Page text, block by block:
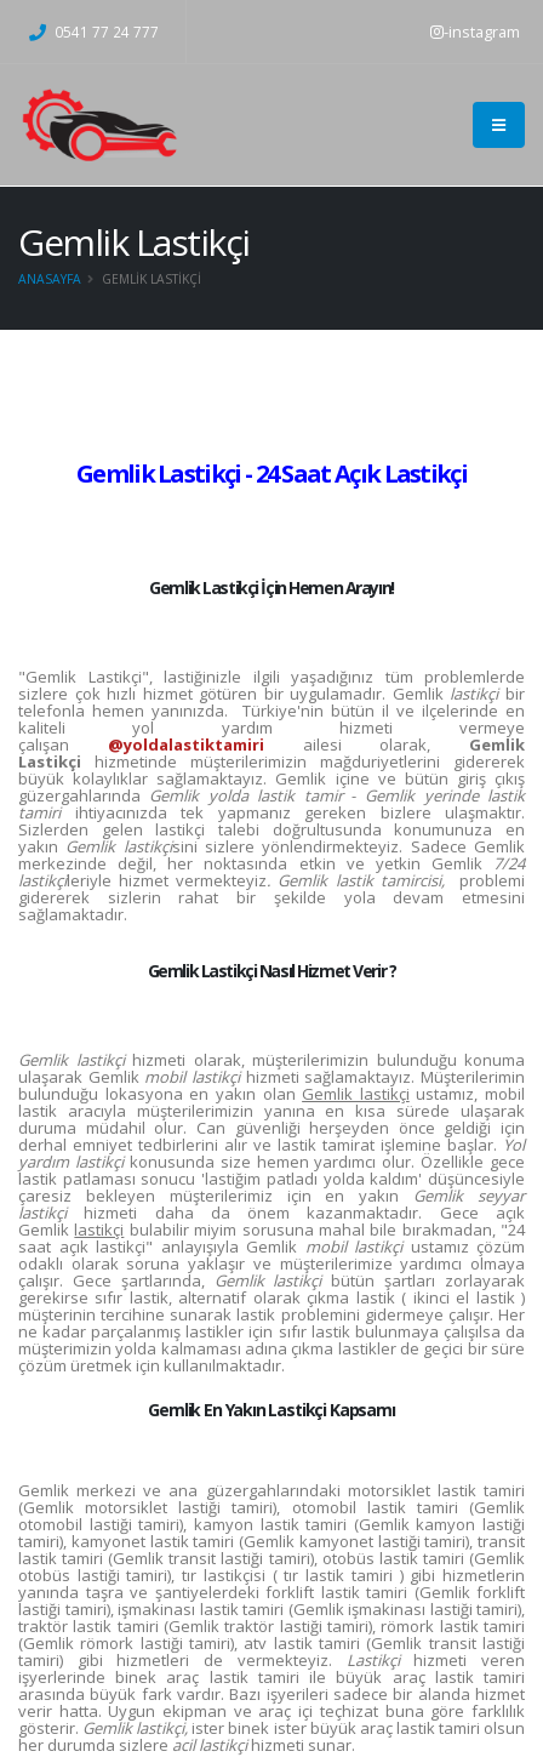
0541 77 24 777 -instagram
Gemlik Lastikçi
ANASAYFA GEMLIK LASTIKÇI
Gemlik Lastikçi - 24 Saat Açık Lastikçi
Gemlik Lastikçi İçin Hemen Arayın!
"Gemlik Lastikçi", lastiğinizle ilgili yaşadığınız tüm problemlerde
sizlere çok hızlı hizmet götüren bir uygulamadır. Gemlik lastikçibir
telefonla hemen yanınızda. Türkiye'nin bütün il ve ilçelerinde en
kaliteli yol yardım hizmeti vermeye
çalışan @yoldalastiktamiri ailesi olarak, Gemlik
Lastikçi hizmetinde müşterilerimizin mağduriyetlerini gidererek
büyük kolaylıklar sağlamaktayız. Gemlik içine ve bütün giriş çıkış
güzergahlarında Gemlik yolda lastik tamir- Gemlik yerinde lastik
tamiriihtiyacınızda tek yapmanız gereken bizlere ulaşmaktır.
Sizlerden gelen lastikçi talebi doğrultusunda konumunuza en
yakın Gemlik lastikçisini sizlere yönlendirmekteyiz. Sadece Gemlik
merkezinde değil, her noktasında etkin ve yetkin Gemlik 7/24
lastikçileriyle hizmet vermekteyiz. Gemlik lastik tamircisi, problemi
gidererek sizlerin rahat bir şekilde yola devam etmesini
sağlamaktadır.
Gemlik Lastikçi Nasıl Hizmet Verir ?
Gemlik lastikçihizmeti olarak, müşterilerimizin bulunduğu konuma
ulaşarak Gemlik mobil lastikçihizmeti sağlamaktayız. Müşterilerimin
bulunduğu lokasyona en yakın olan Gemlik lastikçi ustamız, mobil
lastik aracıyla müşterilerimizin yanına en kısa sürede ulaşarak
duruma müdahil olur. Can güvenliği herşeyden önce geldiği için
derhal emniyet tedbirlerini alır ve lastik tamirat işlemine başlar. Yol
yardım lastikçikonusunda size hemen yardımcı olur. Özellikle gece
lastik patlaması sonucu 'lastiğim patladı yolda kaldım' düşüncesiyle
çaresiz bekleyen müşterilerimiz için en yakın Gemlik seyyar
lastikçihizmeti daha da önem kazanmaktadır. Gece açık
Gemlik lastikçi bulabilir miyim sorusuna mahal bile bırakmadan, "24
saat açık lastikçi" anlayışıyla Gemlik mobil lastikçiustamız çözüm
odaklı olarak soruna yaklaşır ve müşterilerimize yardımcı olmaya
çalışır. Gece şartlarında,Gemlik lastikçibütün şartları zorlayarak
gerekirse sıfır lastik, alternatif olarak çıkma lastik ( ikinci el lastik )
müşterinin tercihine sunarak lastik problemini gidermeye çalışır. Her
ne kadar parçalanmış lastikler için sıfır lastik bulunmaya çalışılsa da
müşterimizin yolda kalmaması adına çıkma lastikler de geçici bir süre
çözüm üretmek için kullanılmaktadır.
Gemlik En Yakın Lastikçi Kapsamı
Gemlik merkezi ve ana güzergahlarındaki motorsiklet lastik tamiri
(Gemlik motorsiklet lastiği tamiri), otomobil lastik tamiri (Gemlik
otomobil lastiği tamiri), kamyon lastik tamiri (Gemlik kamyon lastiği
tamiri), kamyonet lastik tamiri (Gemlik kamyonet lastiği tamiri), transit
lastik tamiri (Gemlik transit lastiği tamiri), otobüs lastik tamiri (Gemlik
otobüs lastiği tamiri), tır lastikçisi ( tır lastik tamiri ) gibi hizmetlerin
yanında taşra ve şantiyelerdeki forklift lastik tamiri (Gemlik forklift
lastiği tamiri), işmakinası lastik tamiri (Gemlik işmakinası lastiği tamiri),
traktör lastik tamiri (Gemlik traktör lastiği tamiri), römork lastik tamiri
(Gemlik römork lastiği tamiri), atv lastik tamiri (Gemlik transit lastiği
tamiri) gibi hizmetleri de vermekteyiz. Lastikçihizmeti veren
işyerlerinde binek araç lastik tamiri ile büyük araç lastik tamiri
arasında büyük fark vardır. Bazı işyerileri sadece bir alanda hizmet
verir hatta. Uygun ekipman ve araç içi teçhizat buna göre farklılık
gösterir. Gemlik lastikçi, ister binek ister büyük araç lastik tamiri olsun
her durumda sizlere acil lastikçihizmeti sunar.